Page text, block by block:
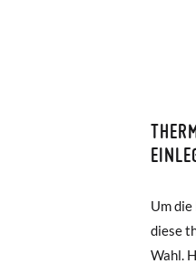
Um
diese
Wahl.
Kinder.